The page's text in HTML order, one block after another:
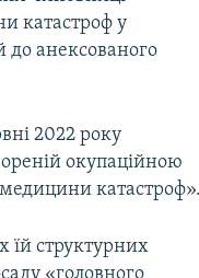
катастроф у
до анексованого
2022 року
окупаційною
катастроф».
їй структурних